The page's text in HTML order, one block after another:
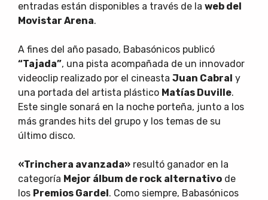
entradas están disponibles a través de la web del
Movistar Arena.
A fines del año pasado, Babasónicos publicó
“Tajada”, una pista acompañada de un innovador
videoclip realizado por el cineasta Juan Cabral y
una portada del artista plástico Matías Duville.
Este single sonará en la noche porteña, junto a los
más grandes hits del grupo y los temas de su
último disco.
«Trinchera avanzada» resultó ganador en la
categoría Mejor álbum de rock alternativo de
los Premios Gardel. Como siempre, Babasónicos